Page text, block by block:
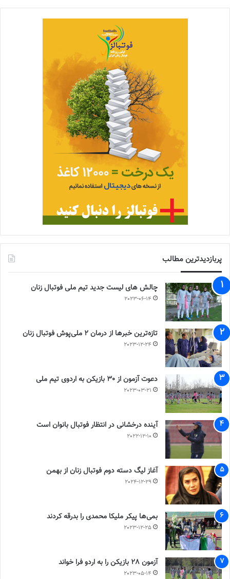
پربازدیدترین مطالب
چالش هاى ليست جدید تيم ملى فوتبال زنان
2023-06-14
تازه‌ترین خبرها از درمان ۲ ملی‌پوش فوتبال زنان
2023-12-24
دعوت آزمون از 30 بازیکن به اردوی تیم ملی
2023-03-21
آینده درخشانی در انتظار فوتبال بانوان است
2022-12-10
آغاز لیگ دسته دوم فوتبال زنان از بهمن
2024-12-29
بمی‌ها پیکر ملیکا محمدی را بدرقه کردند
2023-12-25
آزمون 28 بازیکن را به اردو فرا خواند
2023-05-14